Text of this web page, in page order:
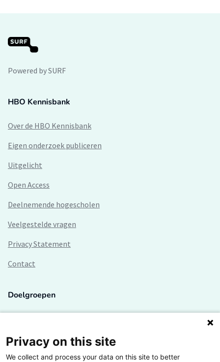
Powered by SURF
HBO Kennisbank
Over de HBO Kennisbank
Eigen onderzoek publiceren
Uitgelicht
Open Access
Deelnemende hogescholen
Veelgestelde vragen
Privacy Statement
Contact
Doelgroepen
Lectoren en onderzoekers
Bedrijven
Privacy on this site
We collect and process your data on this site to better